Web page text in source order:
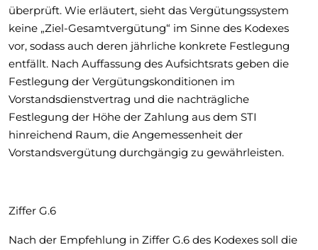
überprüft. Wie erläutert, sieht das Vergütungssystem
keine „Ziel-Gesamtvergütung“ im Sinne des Kodexes
vor, sodass auch deren jährliche konkrete Festlegung
entfällt. Nach Auffassung des Aufsichtsrats geben die
Festlegung der Vergütungskonditionen im
Vorstandsdienstvertrag und die nachträgliche
Festlegung der Höhe der Zahlung aus dem STI
hinreichend Raum, die Angemessenheit der
Vorstandsvergütung durchgängig zu gewährleisten.
Ziffer G.6
Nach der Empfehlung in Ziffer G.6 des Kodexes soll die